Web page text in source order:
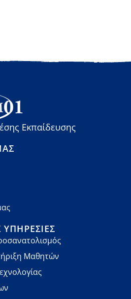
Εκπαίδευσης
ΥΠΗΡΕΣΊΕΣ
Μαθητών